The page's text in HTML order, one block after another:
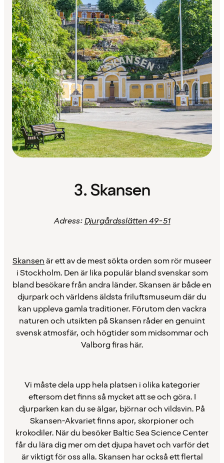
3. Skansen
Adress:Djurgårdsslätten 49-51
Skansenär ett av de mest sökta orden som rör museer
i Stockholm. Den är lika populär bland svenskar som
bland besökare från andra länder. Skansen är både en
djurpark och världens äldsta friluftsmuseum där du
kan uppleva gamla traditioner. Förutom den vackra
naturen och utsikten på Skansen råder en genuint
svensk atmosfär, och högtider som midsommar och
Valborg firas här.
Vi måste dela upp hela platsen i olika kategorier
eftersom det finns så mycket att se och göra. I
djurparken kan du se älgar, björnar och vildsvin. På
Skansen-Akvariet finns apor, skorpioner och
krokodiler. När du besöker Baltic Sea Science Center
får du lära dig mer om det djupa havet och varför det
är viktigt för oss alla. Skansen har också ett flertal